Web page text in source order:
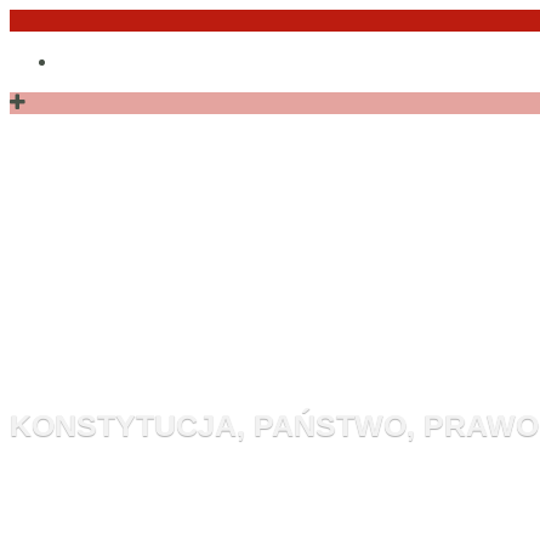
Przejdź
treści
KONSTYTUCJA, PAŃSTWO, PRAWO